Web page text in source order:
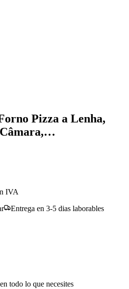
Pizza a Lenha,
Câmara,…
IVA
Entrega en 3-5 dias laborables
todo lo que necesites